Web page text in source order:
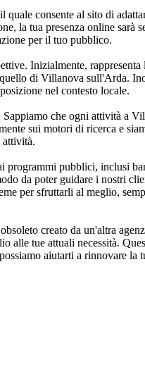
consente al sito di
la tua presenza online
per il tuo pubblico.
Inizialmente,
di Villanova sull'Arda.
nel contesto locale.
che ogni attività a
sui motori di ricerca e
attività.
pubblici, inclusi
da poter guidare i nostri
per sfruttarli al meglio,
creato da un'altra
tue attuali necessità.
aiutarti a rinnovare la